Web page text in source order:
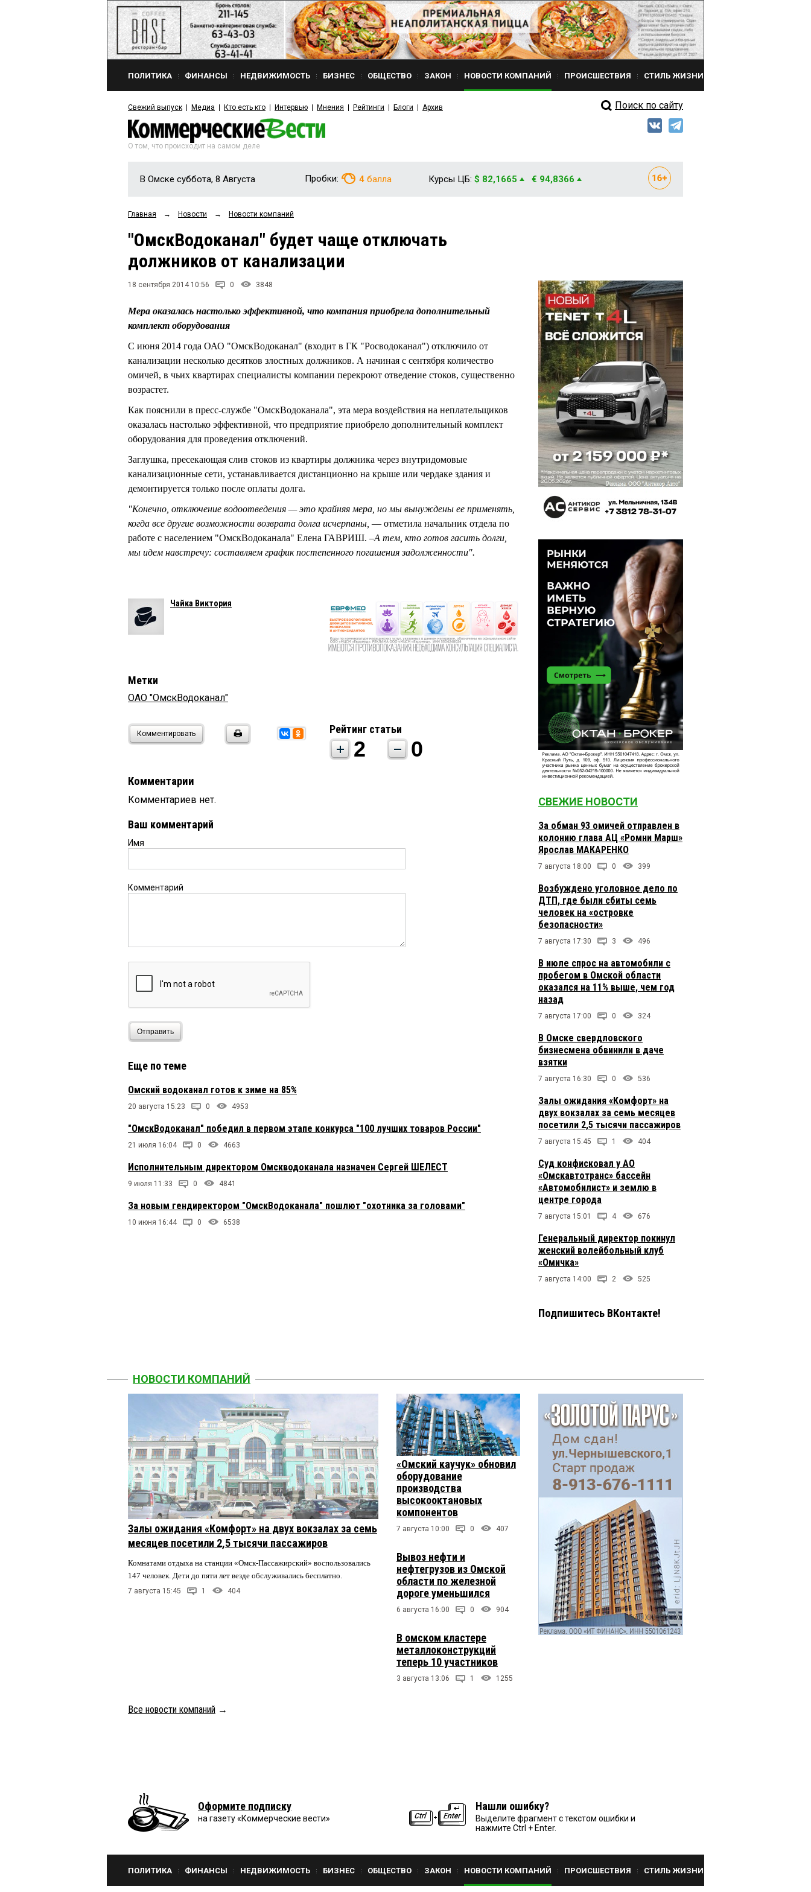
ПОЛИТИКА ФИНАНСЫ НЕДВИЖИМОСТЬ БИЗНЕС ОБЩЕСТВО ЗАКОН НОВОСТИ КОМПАНИЙ ПРОИСШЕСТВИЯ СТИЛЬ ЖИЗНИ
Свежий выпуск Медиа Кто есть кто Интервью Мнения Рейтинги Блоги Архив Поиск по сайту
О том, что происходит на самом деле
В Омске суббота, 8 Августа Пробки: 4 балла Курсы ЦБ: $ 82,1665 € 94,8366
Главная → Новости → Новости компаний
"ОмскВодоканал" будет чаще отключать
должников от канализации
18 сентября 2014 10:56 0 3848
Мера оказалась настолько эффективной, что компания приобрела дополнительный
комплект оборудования
С июня 2014 года ОАО "ОмскВодоканал" (входит в ГК "Росводоканал") отключило от
канализации несколько десятков злостных должников. А начиная с сентября количество
омичей, в чьих квартирах специалисты компании перекроют отведение стоков, существенно
возрастет.
Как пояснили в пресс-службе "ОмскВодоканала", эта мера воздействия на неплательщиков
оказалась настолько эффективной, что предприятие приобрело дополнительный комплект
оборудования для проведения отключений.
Заглушка, пресекающая слив стоков из квартиры должника через внутридомовые
канализационные сети, устанавливается дистанционно на крыше или чердаке здания и
демонтируется только после оплаты долга.
"Конечно, отключение водоотведения — это крайняя мера, но мы вынуждены ее применять,
когда все другие возможности возврата долга исчерпаны, — отметила начальник отдела по
работе с населением "ОмскВодоканала" Елена ГАВРИШ. –А тем, кто готов гасить долги,
мы идем навстречу: составляем график постепенного погашения задолженности".
Чайка Виктория
Метки
ОАО "ОмскВодоканал"
Комментировать Рейтинг статьи
2 0
Комментарии
Комментариев нет.
Ваш комментарий
Имя
Комментарий
Отправить
Еще по теме
Омский водоканал готов к зиме на 85%
20 августа 15:23 0 4953
"ОмскВодоканал" победил в первом этапе конкурса "100 лучших товаров России"
21 июля 16:04 0 4663
Исполнительным директором Омскводоканала назначен Сергей ШЕЛЕСТ
9 июля 11:33 0 4841
За новым гендиректором "ОмскВодоканала" пошлют "охотника за головами"
10 июня 16:44 0 6538
СВЕЖИЕ НОВОСТИ
За обман 93 омичей отправлен в
колонию глава АЦ «Ромни Марш»
Ярослав МАКАРЕНКО
7 августа 18:00 0 399
Возбуждено уголовное дело по
ДТП, где были сбиты семь
человек на «островке
безопасности»
7 августа 17:30 3 496
В июле спрос на автомобили с
пробегом в Омской области
оказался на 11% выше, чем год
назад
7 августа 17:00 0 324
В Омске свердловского
бизнесмена обвинили в даче
взятки
7 августа 16:30 0 536
Залы ожидания «Комфорт» на
двух вокзалах за семь месяцев
посетили 2,5 тысячи пассажиров
7 августа 15:45 1 404
Суд конфисковал у АО
«Омскавтотранс» бассейн
«Автомобилист» и землю в
центре города
7 августа 15:01 4 676
Генеральный директор покинул
женский волейбольный клуб
«Омичка»
7 августа 14:00 2 525
Подпишитесь ВКонтакте!
НОВОСТИ КОМПАНИЙ
Залы ожидания «Комфорт» на двух вокзалах за семь
месяцев посетили 2,5 тысячи пассажиров
Комнатами отдыха на станции «Омск-Пассажирский» воспользовались
147 человек. Дети до пяти лет везде обслуживались бесплатно.
7 августа 15:45 1 404
«Омский каучук» обновил
оборудование
производства
высокооктановых
компонентов
7 августа 10:00 0 407
Вывоз нефти и
нефтегрузов из Омской
области по железной
дороге уменьшился
6 августа 16:00 0 904
В омском кластере
металлоконструкций
теперь 10 участников
3 августа 13:06 1 1255
Все новости компаний →
Оформите подписку
на газету «Коммерческие вести»
Нашли ошибку?
Выделите фрагмент с текстом ошибки и
нажмите Ctrl + Enter.
ПОЛИТИКА ФИНАНСЫ НЕДВИЖИМОСТЬ БИЗНЕС ОБЩЕСТВО ЗАКОН НОВОСТИ КОМПАНИЙ ПРОИСШЕСТВИЯ СТИЛЬ ЖИЗНИ